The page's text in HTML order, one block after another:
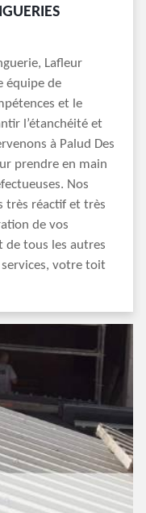
Lafleur
équipe de
et le
l’étanchéité et
à Palud Des
prendre en main
Nos
très réactif et très
de vos
de tous les autres
services, votre toit